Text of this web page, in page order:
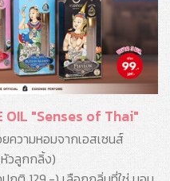
OIL "Senses of Thai"
ความหอมจากเอสเซนส์
วลูกกลิ้ง)